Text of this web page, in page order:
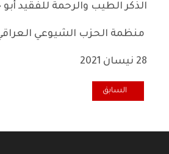
الذكر الطيب والرحمة للفقيد أبو
منظمة الحزب الشيوعي
28 نيسان 2021
المقال السابق: حكيم البيت في ذمة
السابق